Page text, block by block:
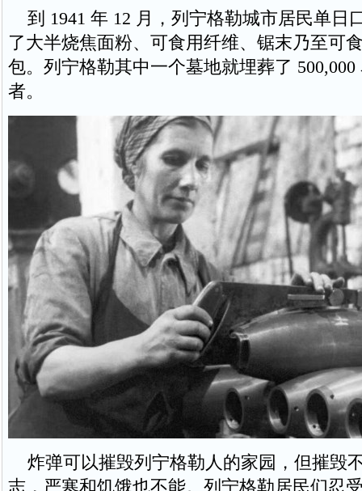
到 1941 年 12 月，列宁格勒城市居民单日
了大半烧焦面粉、可食用纤维、锯末乃至可
包。列宁格勒其中一个墓地就埋葬了
者。
炸弹可以摧毁列宁格勒人的家园，但摧毁
志，严寒和饥饿也不能。列宁格勒居民们忍